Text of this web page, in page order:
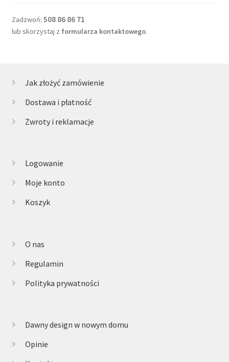
Zadzwoń: 508 86 86 71
lub skorzystaj z formularza kontaktowego.
Jak złożyć zamówienie
Dostawa i płatność
Zwroty i reklamacje
Logowanie
Moje konto
Koszyk
O nas
Regulamin
Polityka prywatności
Dawny design w nowym domu
Opinie